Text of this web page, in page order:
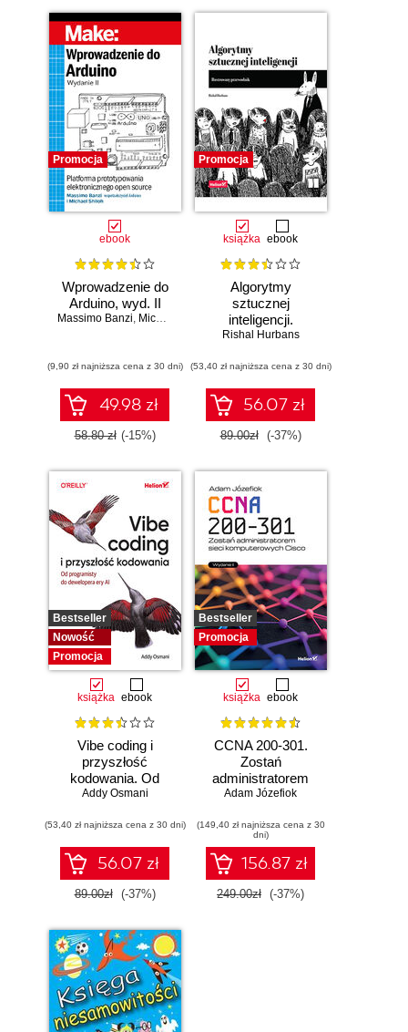
Promocja
ebook
Wprowadzenie do
Arduino, wyd. II
Massimo Banzi, Michael Shiloh
(9,90 zł najniższa cena z 30 dni)
49.98 zł
58.80 zł (-15%)
Promocja
książka ebook
Algorytmy
sztucznej
inteligencji.
Ilustrowany
Rishal Hurbans
(53,40 zł najniższa cena z 30 dni)
56.07 zł
89.00zł (-37%)
Bestseller
Nowość
Promocja
książka ebook
Vibe coding i
przyszłość
kodowania. Od
programisty do
Addy Osmani
(53,40 zł najniższa cena z 30 dni)
56.07 zł
89.00zł (-37%)
Bestseller
Promocja
książka ebook
CCNA 200-301.
Zostań
administratorem
sieci
Cisco. Wydanie II
Adam Józefiok
(149,40 zł najniższa cena z 30
dni)
156.87 zł
249.00zł (-37%)